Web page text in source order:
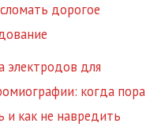
дорогое
электродов для
когда пора
и как не навредить